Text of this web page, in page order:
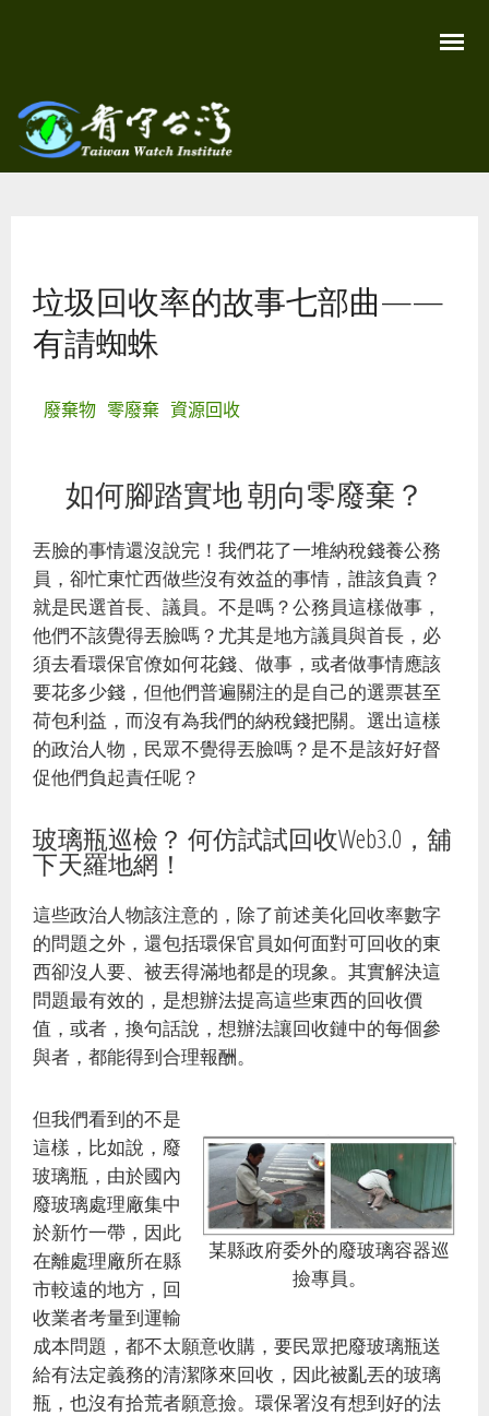
容
Watch
垃圾回收率的故事七部曲——
有請蜘蛛
廢棄物 零廢棄 資源回收
如何腳踏實地 朝向零廢棄？
丟臉的事情還沒說完！我們花了一堆納稅錢養公務
員，卻忙東忙西做些沒有效益的事情，誰該負責？
就是民選首長、議員。不是嗎？公務員這樣做事，
他們不該覺得丟臉嗎？尤其是地方議員與首長，必
須去看環保官僚如何花錢、做事，或者做事情應該
要花多少錢，但他們普遍關注的是自己的選票甚至
荷包利益，而沒有為我們的納稅錢把關。選出這樣
的政治人物，民眾不覺得丟臉嗎？是不是該好好督
促他們負起責任呢？
玻璃瓶巡檢？ 何仿試試回收Web3.0，舖
下天羅地網！
這些政治人物該注意的，除了前述美化回收率數字
的問題之外，還包括環保官員如何面對可回收的東
西卻沒人要、被丟得滿地都是的現象。其實解決這
問題最有效的，是想辦法提高這些東西的回收價
值，或者，換句話說，想辦法讓回收鏈中的每個參
與者，都能得到合理報酬。
某縣政府委外的廢玻璃容器巡
撿專員。
但我們看到的不是
這樣，比如說，廢
玻璃瓶，由於國內
廢玻璃處理廠集中
於新竹一帶，因此
在離處理廠所在縣
市較遠的地方，回
收業者考量到運輸
成本問題，都不太願意收購，要民眾把廢玻璃瓶送
給有法定義務的清潔隊來回收，因此被亂丟的玻璃
瓶，也沒有拾荒者願意撿。環保署沒有想到好的法